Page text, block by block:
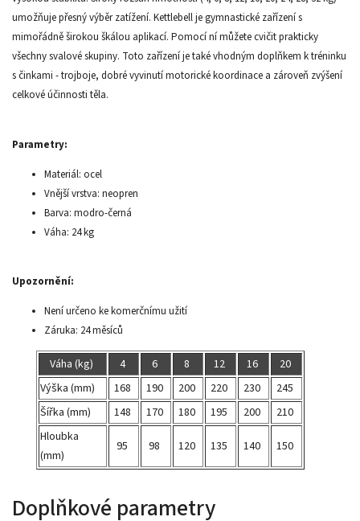
umožňuje přesný výběr zatížení. Kettlebell je gymnastické zařízení s
mimořádně širokou škálou aplikací. Pomocí ní můžete cvičit prakticky
všechny svalové skupiny. Toto zařízení je také vhodným doplňkem k tréninku
s činkami - trojboje, dobré vyvinutí motorické koordinace a zároveň zvýšení
celkové účinnosti těla.
Parametry:
Materiál: ocel
Vnější vrstva: neopren
Barva: modro-černá
Váha: 24 kg
Upozornění:
Není určeno ke komerčnímu užití
Záruka: 24 měsíců
Váha (kg) 4 6 8 12 16
20
Výška (mm)
168 190 200 220 230
245
Šířka (mm)
148 170 180 195 200
210
Hloubka
(mm)
95 98 120 135 140 150
Doplňkové parametry